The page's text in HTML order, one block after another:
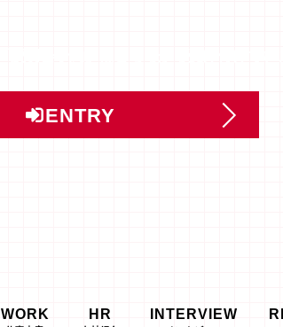
ENTRY
WORK HR INTERVIEW